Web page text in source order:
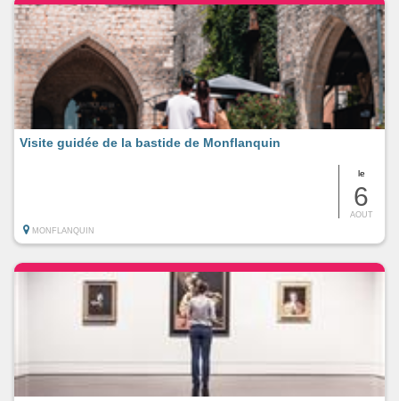
le
6
AOUT
Visite guidée de la bastide de Monflanquin
MONFLANQUIN